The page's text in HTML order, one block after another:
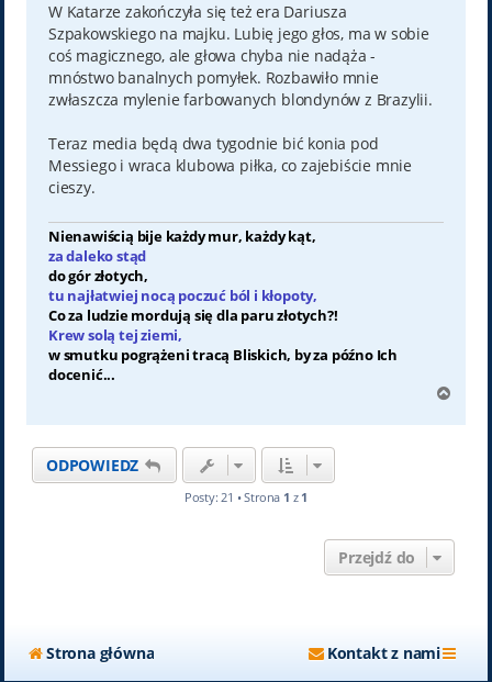
W Katarze zakończyła się też era Dariusza
Szpakowskiego na majku. Lubię jego głos, ma w sobie
coś magicznego, ale głowa chyba nie nadąża -
mnóstwo banalnych pomyłek. Rozbawiło mnie
zwłaszcza mylenie farbowanych blondynów z Brazylii.
Teraz media będą dwa tygodnie bić konia pod
Messiego i wraca klubowa piłka, co zajebiście mnie
cieszy.
Nienawiścią bije każdy mur, każdy kąt,
za daleko stąd
do gór złotych,
tu najłatwiej nocą poczuć ból i kłopoty,
Co za ludzie mordują się dla paru złotych?!
Krew solą tej ziemi,
w smutku pogrążeni tracą Bliskich, by za późno Ich
docenić...
g
ODPOWIEDZ
Posty: 21 • Strona 1 z 1
Przejdź do
Strona główna Kontakt z nami